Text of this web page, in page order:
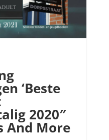
‘Beste
2020″
And More